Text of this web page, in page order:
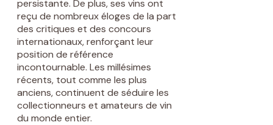
persistante. De plus, ses vins ont
reçu de nombreux éloges de la part
des critiques et des concours
internationaux, renforçant leur
position de référence
incontournable. Les millésimes
récents, tout comme les plus
anciens, continuent de séduire les
collectionneurs et amateurs de vin
du monde entier.